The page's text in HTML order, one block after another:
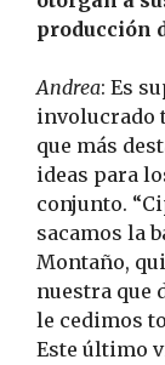
producción
Andrea: Es
involucrado
que más
ideas para
conjunto.
sacamos la
Montaño,
nuestra que
le cedimos
Este último